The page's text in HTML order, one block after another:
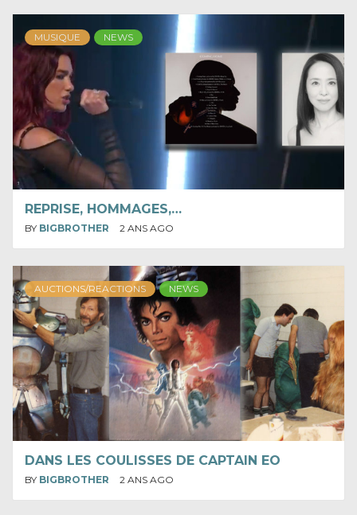
MUSIQUE NEWS
REPRISE, HOMMAGES,…
BY BIGBROTHER 2 ANS AGO
AUCTIONS/REACTIONS NEWS
DANS LES COULISSES DE CAPTAIN EO
BY BIGBROTHER 2 ANS AGO